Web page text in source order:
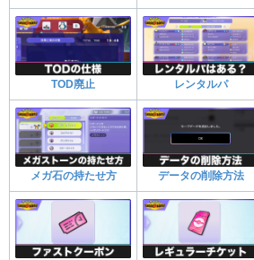
TOD廃止 レンタルパ
メガ石の持たせ方 データの削除方法